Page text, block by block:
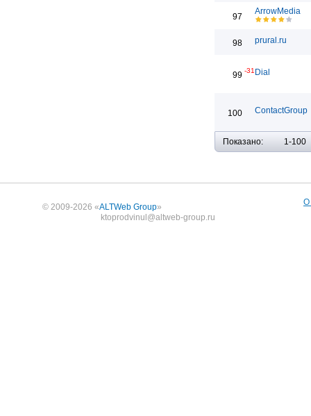
97
ArrowMedia
98 prural.ru
99 -31 Dial
100 ContactGroup
Показано: 1-100
© 2009-2026 «ALTWeb Group»
ktoprodvinul@altweb-group.ru
О